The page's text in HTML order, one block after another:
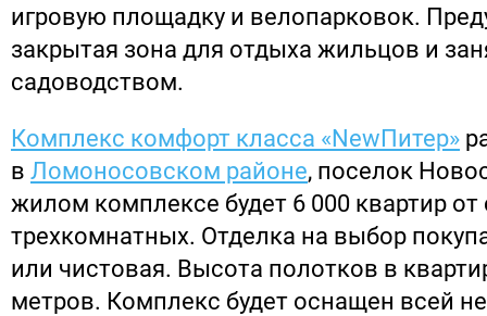
игровую площадку и велопарковок.
закрытая зона для отдыха жильцов и
садоводством.
Комплекс комфорт класса «NewПитер»
в Ломоносовском районе, поселок
жилом комплексе будет 6 000 квартир от
трехкомнатных. Отделка на выбор
или чистовая. Высота полотков в
метров. Комплекс будет оснащен всей